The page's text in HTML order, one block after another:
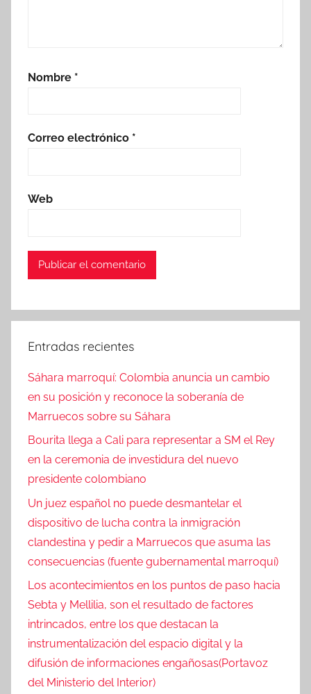
Nombre *
Correo electrónico *
Web
Entradas recientes
Sáhara marroquí: Colombia anuncia un cambio
en su posición y reconoce la soberanía de
Marruecos sobre su Sáhara
Bourita llega a Cali para representar a SM el Rey
en la ceremonia de investidura del nuevo
presidente colombiano
Un juez español no puede desmantelar el
dispositivo de lucha contra la inmigración
clandestina y pedir a Marruecos que asuma las
consecuencias (fuente gubernamental marroquí)
Los acontecimientos en los puntos de paso hacia
Sebta y Mellilia, son el resultado de factores
intrincados, entre los que destacan la
instrumentalización del espacio digital y la
difusión de informaciones engañosas(Portavoz
del Ministerio del Interior)